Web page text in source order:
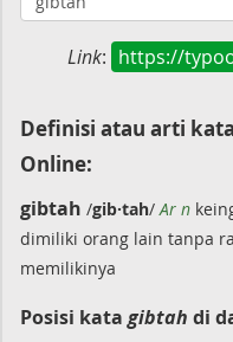
Link: https://
Definisi atau arti kata
Online:
gibtah /gib·tah/Ar n
dimiliki orang lain tanpa
memilikinya
Posisi kata gibtah di